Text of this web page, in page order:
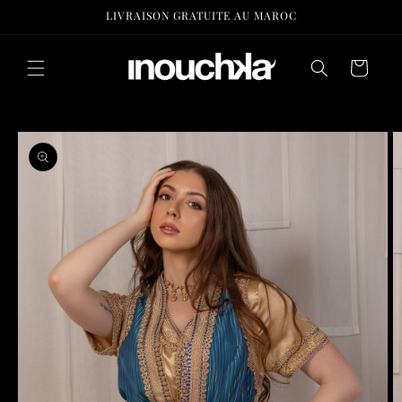
LIVRAISON GRATUITE AU MAROC
Panier
Passer aux
informations
produits